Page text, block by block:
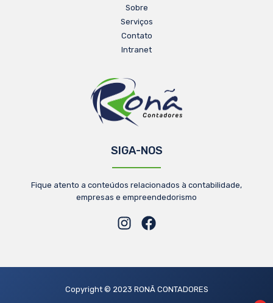
Sobre
Serviços
Contato
Intranet
SIGA-NOS
Fique atento a conteúdos relacionados à contabilidade,
empresas e empreendedorismo
Copyright © 2023 RONÃ CONTADORES